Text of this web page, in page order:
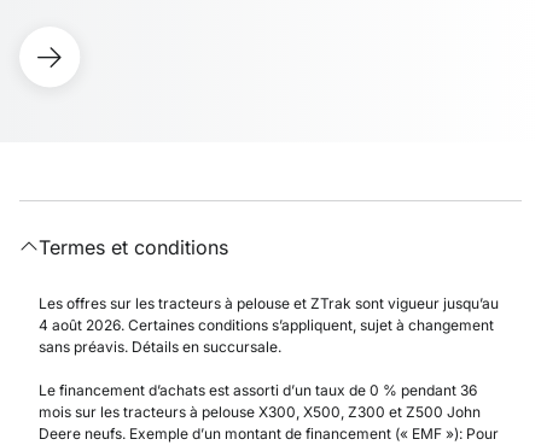
Termes et conditions
Les offres sur les tracteurs à pelouse et ZTrak sont vigueur jusqu’au
4 août 2026. Certaines conditions s’appliquent, sujet à changement
sans préavis. Détails en succursale.
Le financement d’achats est assorti d’un taux de 0 % pendant 36
mois sur les tracteurs à pelouse X300, X500, Z300 et Z500 John
Deere neufs. Exemple d’un montant de financement (« EMF »): Pour